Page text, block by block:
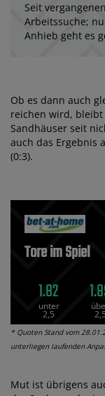
Seit
Arbeitssuche;
Anhieb geht es
Ob es dann auch
reichen wird,
Sandhäuser seit
auch das Ergebnis
(0:3).
Tore im Spiel
unter
2,5
1.82
2,5
* Quoten Stand vom
unterliegen laufenden
Mut ist übrigens